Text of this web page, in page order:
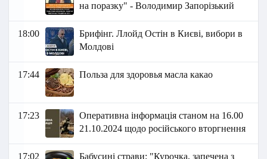
на поразку" - Володимир Запорізький
18:00
Брифінг. Ллойд Остін в Києві, вибори в
Молдові
17:44 Польза для здоровья масла какао
17:23
Оперативна інформація станом на 16.00
21.10.2024 щодо російського вторгнення
17:02
Бабусині страви: "Курочка, запечена з